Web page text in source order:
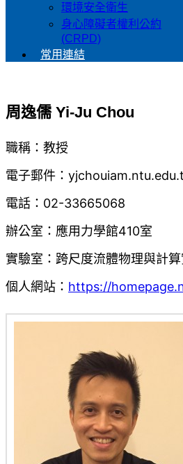
環境安全衛生
身心障礙者權利公約
(CRPD)
常用連結
周逸儒 Yi-Ju Chou
職稱：教授
電子郵件：yjchou
電話：02-33665068
辦公室：應用力學館410室
實驗室：跨尺度流體物理與計
個人網站： https://